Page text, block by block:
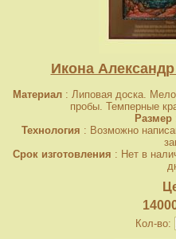
Икона
Материал : Липовая доска.
пробы. Темперные
Размер
Технология : Возможно
Срок изготовления : Нет в
Кол-во: